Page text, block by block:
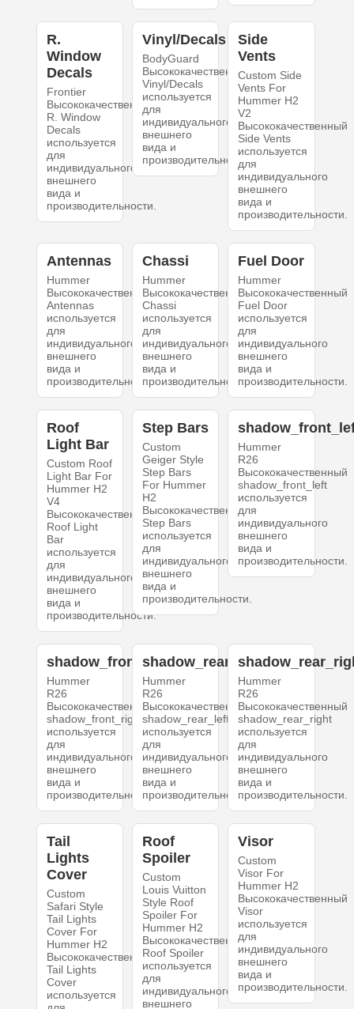
R.
Window
Decals
Frontier
Высококачественный
R. Window
Decals
используется
для
индивидуального
внешнего
вида и
производительности.
Vinyl/Decals
BodyGuard
Высококачественный
Vinyl/Decals
используется
для
индивидуального
внешнего
вида и
производительности.
Side
Vents
Custom Side
Vents For
Hummer H2
V2
Высококачественный
Side Vents
используется
для
индивидуального
внешнего
вида и
производительности.
Antennas
Hummer
Высококачественный
Antennas
используется
для
индивидуального
внешнего
вида и
производительности.
Chassi
Hummer
Высококачественный
Chassi
используется
для
индивидуального
внешнего
вида и
производительности.
Fuel Door
Hummer
Высококачественный
Fuel Door
используется
для
индивидуального
внешнего
вида и
производительности.
Roof
Light Bar
Custom Roof
Light Bar For
Hummer H2
V4
Высококачественный
Roof Light
Bar
используется
для
индивидуального
внешнего
вида и
производительности.
Step Bars
Custom
Geiger Style
Step Bars
For Hummer
H2
Высококачественный
Step Bars
используется
для
индивидуального
внешнего
вида и
производительности.
Hummer
R26
Высококачественный
shadow_front_left
используется
для
индивидуального
внешнего
вида и
производительности.
shadow_front_right
Hummer
R26
Высококачественный
shadow_front_right
используется
для
индивидуального
внешнего
вида и
производительности.
shadow_rear_left
Hummer
R26
Высококачественный
shadow_rear_left
используется
для
индивидуального
внешнего
вида и
производительности.
Hummer
R26
Высококачественный
shadow_rear_right
используется
для
индивидуального
внешнего
вида и
производительности.
Tail
Lights
Cover
Custom
Safari Style
Tail Lights
Cover For
Hummer H2
Высококачественный
Tail Lights
Cover
используется
Roof
Spoiler
Custom
Louis Vuitton
Style Roof
Spoiler For
Hummer H2
Высококачественный
Roof Spoiler
используется
для
индивидуального
внешнего
Visor
Custom
Visor For
Hummer H2
Высококачественный
Visor
используется
для
индивидуального
внешнего
вида и
производительности.